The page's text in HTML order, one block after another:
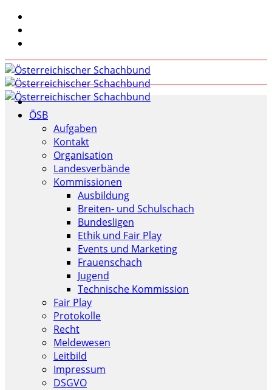
ÖSB
Aufgaben
Kontakt
Organisation
Landesverbände
Kommissionen
Ausbildung
Breiten- und Schulschach
Bundesligen
Ethik und Fair Play
Events und Marketing
Frauenschach
Jugend
Technische Kommission
Fair Play
Protokolle
Recht
Meldewesen
Leitbild
Impressum
DSGVO